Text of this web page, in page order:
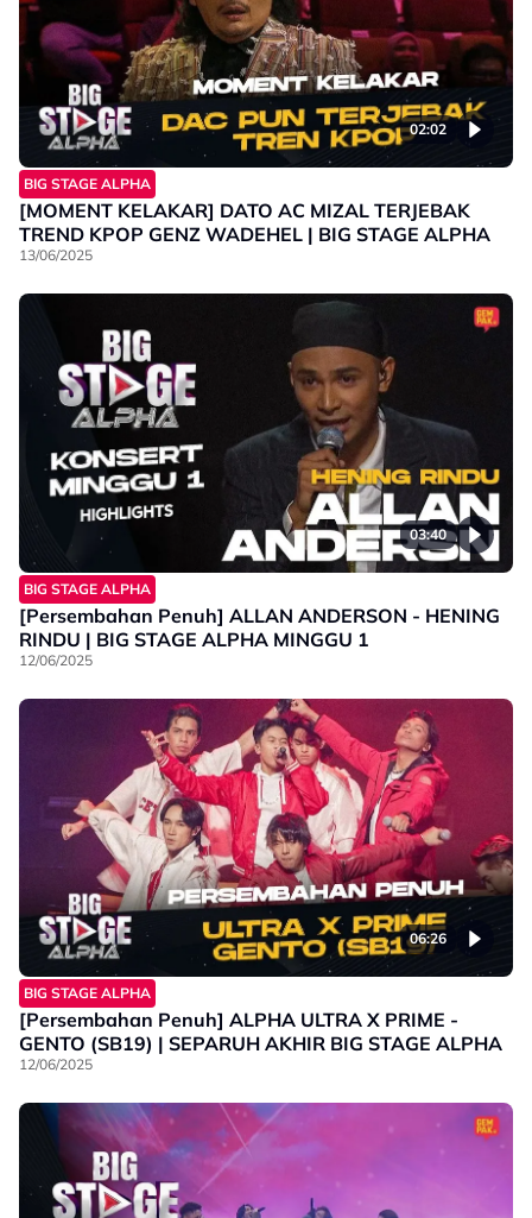
02:02
BIG STAGE ALPHA
[MOMENT KELAKAR] DATO AC MIZAL TERJEBAK
TREND KPOP GENZ WADEHEL | BIG STAGE ALPHA
13/06/2025
03:40
BIG STAGE ALPHA
[Persembahan Penuh] ALLAN ANDERSON - HENING
RINDU | BIG STAGE ALPHA MINGGU 1
12/06/2025
06:26
BIG STAGE ALPHA
[Persembahan Penuh] ALPHA ULTRA X PRIME -
GENTO (SB19) | SEPARUH AKHIR BIG STAGE ALPHA
12/06/2025